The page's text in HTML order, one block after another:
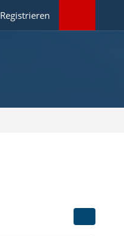
Registrieren